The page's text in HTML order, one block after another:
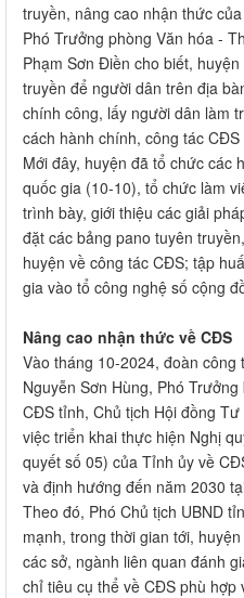
truyền, nâng cao nhận thức
Phó Trưởng phòng Văn hóa -
Phạm Sơn Điền cho biết,
truyền để người dân trên địa
chính công, lấy người dân làm
cách hành chính, công tác
Mới đây, huyện đã tổ chức các
quốc gia (10-10), tổ chức làm
trình bày, giới thiệu các giải
đặt các bảng pano tuyên
huyện về công tác CĐS; tập
gia vào tổ công nghệ số cộng
Nâng cao nhận thức về CĐS
Vào tháng 10-2024, đoàn công
Nguyễn Sơn Hùng, Phó
CĐS tỉnh, Chủ tịch Hội đồng
việc triển khai thực hiện Nghị
quyết số 05) của Tỉnh ủy về
và định hướng đến năm 2030
Theo đó, Phó Chủ tịch UBND
mạnh, trong thời gian tới,
các sở, ngành liên quan đánh
chỉ tiêu cụ thể về CĐS phù